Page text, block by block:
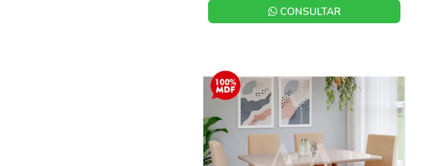
CONSULTAR